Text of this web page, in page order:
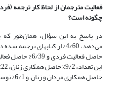
فعالیت مترجمان از لحاظ کار ترجمه
چگونه است؟
می‌دهد، 4/60% از کتابهای
حاصل فعالیت
حاصل همکاری مردان و زنان و 6/1% توسط سازمان بوده است.